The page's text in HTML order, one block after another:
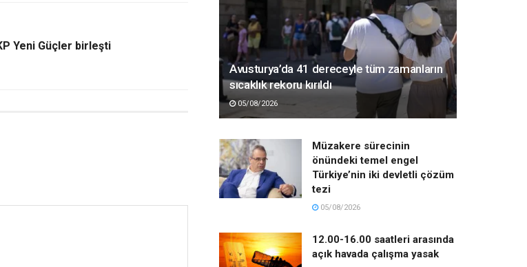
Yeni Güçler birleşti
Avusturya’da 41 dereceyle tüm zamanların
sıcaklık rekoru kırıldı
05/08/2026
Müzakere sürecinin
önündeki temel engel
Türkiye’nin iki devletli çözüm
tezi
05/08/2026
12.00-16.00 saatleri arasında
açık havada çalışma yasak